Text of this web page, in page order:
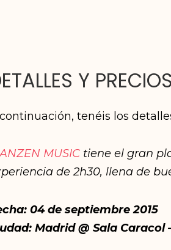
Y
tenéis los
MUSIC tiene el gran
de 2h30, llena de
04 de septiembre 2015
Madrid @ Sala Caracol